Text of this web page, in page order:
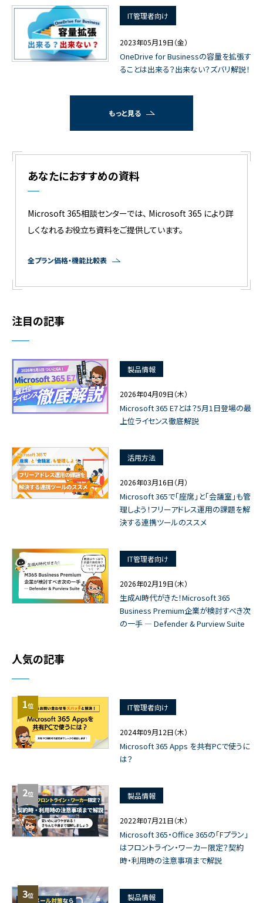
IT管理者向け
2023年05月19日（金）
OneDrive for Businessの容量を拡張す
ることは出来る？出来ない？ズバリ解説！
もっと見る
あなたにおすすめの資料
Microsoft 365相談センターでは、 Microsoft 365 により詳
しくなれるお役立ち資料をご提供しています。
全プラン価格・機能比較表
注目の記事
製品情報
2026年04月09日（木）
Microsoft 365 E7とは？5月1日登場の最
上位ライセンス徹底解説
活用方法
2026年03月16日（月）
Microsoft 365で「座席」と「会議室」も管
理しよう！フリーアドレス運用の課題を解
決する連携ツールのススメ
IT管理者向け
2026年02月19日（木）
生成AI時代がきた！Microsoft 365
Business Premium企業が検討すべき次
の一手 ― Defender & Purview Suite
人気の記事
1位 IT管理者向け
2024年09月12日（木）
Microsoft 365 Apps を共有PCで使うに
は？
2位 製品情報
2022年07月21日（木）
Microsoft 365・Office 365の「Fプラン」
はフロントライン・ワーカー限定？契約
時・利用時の注意事項まで解説
3位 製品情報